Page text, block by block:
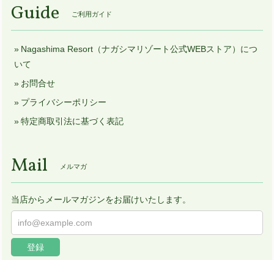
Guide ご利用ガイド
Nagashima Resort（ナガシマリゾート公式WEBストア）につ
いて
お問合せ
プライバシーポリシー
特定商取引法に基づく表記
Mail メルマガ
当店からメールマガジンをお届けいたします。
登録